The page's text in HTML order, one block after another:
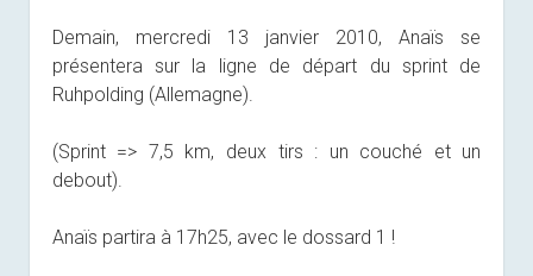
Demain, mercredi 13 janvier 2010, Anaïs se
présentera sur la ligne de départ du sprint de
Ruhpolding (Allemagne).
(Sprint => 7,5 km, deux tirs : un couché et un
debout).
Anaïs partira à 17h25, avec le dossard 1 !